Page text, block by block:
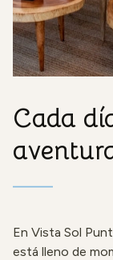
Cada
En Vista Sol
está lleno de